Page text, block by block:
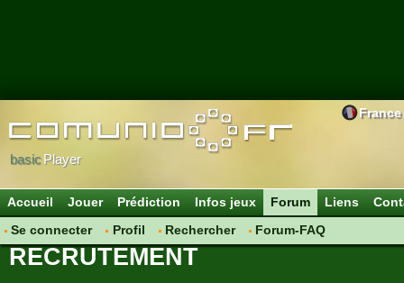
France
basicPlayer
Accueil Jouer Prédiction Infos jeux
Forum
Se connecter
Profil Rechercher Forum-FAQ
Liens
RECRUTEMENT